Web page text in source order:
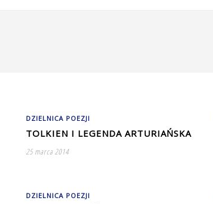
DZIELNICA POEZJI
TOLKIEN I LEGENDA ARTURIAŃSKA
25 marca 2014
DZIELNICA POEZJI